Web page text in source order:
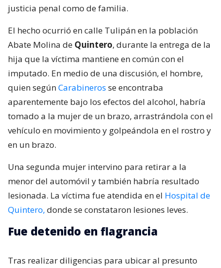
justicia penal como de familia.
El hecho ocurrió en calle Tulipán en la población
Abate Molina de Quintero, durante la entrega de la
hija que la víctima mantiene en común con el
imputado. En medio de una discusión, el hombre,
quien segúnCarabineros se encontraba
aparentemente bajo los efectos del alcohol, habría
tomado a la mujer de un brazo, arrastrándola con el
vehículo en movimiento y golpeándola en el rostro y
en un brazo.
Una segunda mujer intervino para retirar a la
menor del automóvil y también habría resultado
lesionada. La víctima fue atendida en el Hospital de
Quintero, donde se constataron lesiones leves.
Fue detenido en flagrancia
Tras realizar diligencias para ubicar al presunto